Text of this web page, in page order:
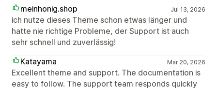
meinhonig.shop Jul 13, 2026
ich nutze dieses Theme schon etwas länger und
hatte nie richtige Probleme, der Support ist auch
sehr schnell und zuverlässig!
Katayama
Mar 20, 2026
Excellent theme and support. The documentation is
easy to follow. The support team responds quickly